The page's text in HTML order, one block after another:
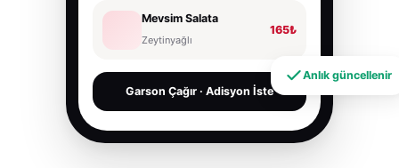
Mevsim Salata
Zeytinyağlı
165₺
Garson Çağır · Adisyon İste
Anlık güncellenir